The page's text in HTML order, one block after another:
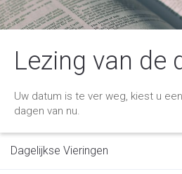
Lezing van de
Uw datum is te ver weg, kiest u
dagen van nu.
Dagelijkse Vieringen